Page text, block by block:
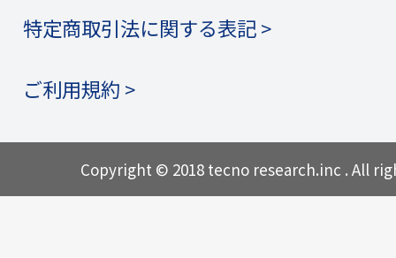
特定商取引法に関する表記 >
ご利用規約 >
Copyright © 2018 tecno research.inc . All